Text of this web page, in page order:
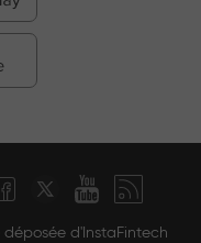
d'InstaFintech